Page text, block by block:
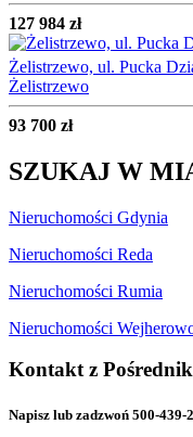
127 984 zł
Żelistrzewo, ul. Pucka
Żelistrzewo
93 700 zł
SZUKAJ W
Nieruchomości Gdynia
Nieruchomości Reda
Nieruchomości Rumia
Nieruchomości
Kontakt z
Napisz lub zadzwoń 500-439-